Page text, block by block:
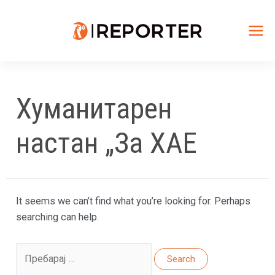
Хуманитарен
настан „За ХАЕ
It seems we can’t find what you’re looking for. Perhaps
searching can help.